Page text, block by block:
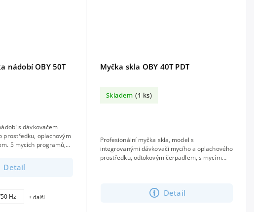
nádobí OBY 50T
Detail
s dávkovačem
prostředku, oplachovým
5 mycích programů,
Hz + další
Myčka skla OBY 40T PDT
Skladem (1 ks)
Detail
Profesionální myčka skla, model s
integrovanými dávkovači mycího a oplachového
prostředku, odtokovým čerpadlem, s mycím